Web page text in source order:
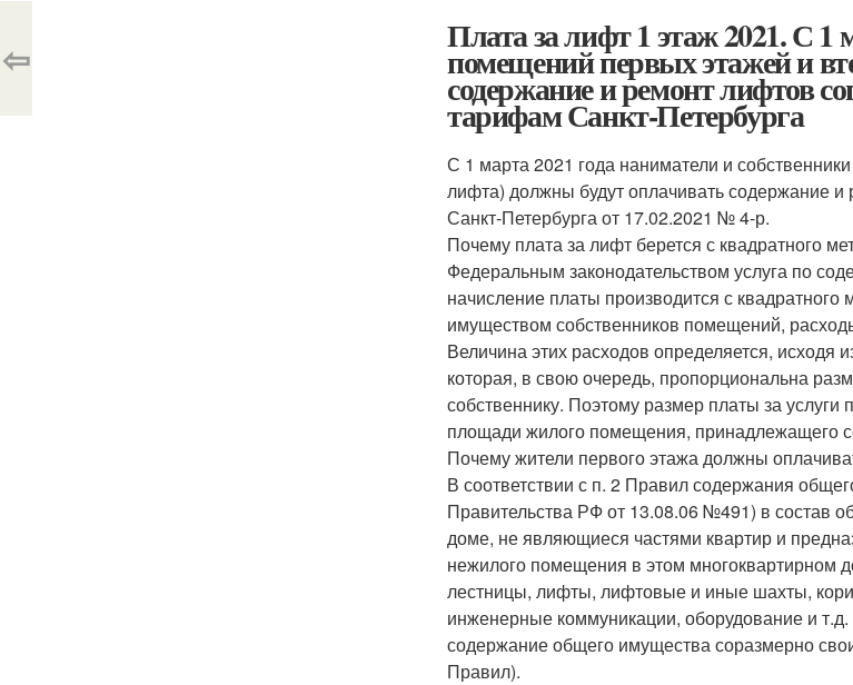
Плата за лифт 1 этаж 2021. С 1
помещений первых этажей и
содержание и ремонт лифтов
тарифам Санкт-Петербурга
С 1 марта 2021 года наниматели и
лифта) должны будут оплачивать содержание
Санкт‑Петербурга от 17.02.2021 № 4-р.
Почему плата за лифт берется с квадратного
Федеральным законодательством услуга по
начисление платы производится с
имуществом собственников помещений,
Величина этих расходов определяется,
которая, в свою очередь, пропорциональна
собственнику. Поэтому размер платы за
площади жилого помещения, принадлежащего
Почему жители первого этажа должны
В соответствии с п. 2 Правил содержания
Правительства РФ от 13.08.06 №491) в состав
доме, не являющиеся частями квартир и
нежилого помещения в этом многоквартирном
лестницы, лифты, лифтовые и иные шахты,
инженерные коммуникации, оборудование и
содержание общего имущества соразмерно
Правил).
⇦